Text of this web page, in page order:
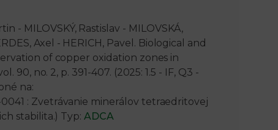
- MILOVSKÝ, Rastislav - MILOVSKÁ,
Axel - HERICH, Pavel. Biological and
of copper oxidation zones in
90, no. 2, p. 391-407. (2025: 1.5 - IF, Q3 -
na:
: Zvetrávanie minerálov tetraedritovej
stabilita.) Typ:ADCA